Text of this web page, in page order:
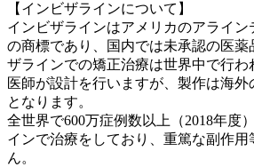
【インビザラインについて】
インビザラインはアメリカのアライ
の商標であり、国内では未承認の医
ザラインでの矯正治療は世界中で行
医師が設計を行いますが、製作は海
となります。
全世界で600万症例数以上（2018年度
インで治療をしており、重篤な副作
ん。